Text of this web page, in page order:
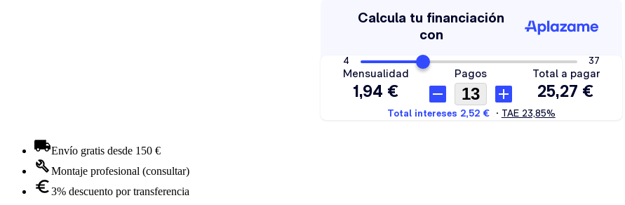
Envío gratis desde 150 €
Montaje profesional (consultar)
3% descuento por transferencia